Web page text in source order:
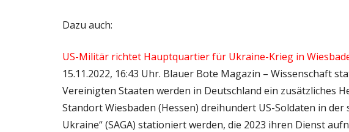
Dazu auch:
US-Militär richtet Hauptquartier für Ukraine-Krieg in
15.11.2022, 16:43 Uhr. Blauer Bote Magazin – Wissenschaft
Vereinigten Staaten werden in Deutschland ein zusätzliches
Standort Wiesbaden (Hessen) dreihundert US-Soldaten in
Ukraine“ (SAGA) stationiert werden, die 2023 ihren Dienst